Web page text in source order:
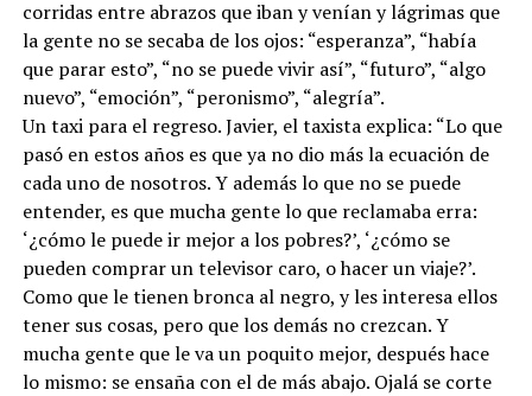
corridas entre abrazos que iban y venían y lágrimas que
la gente no se secaba de los ojos: “esperanza”, “había
que parar esto”, “no se puede vivir así”, “futuro”, “algo
nuevo”, “emoción”, “peronismo”, “alegría”.
Un taxi para el regreso. Javier, el taxista explica: “Lo que
pasó en estos años es que ya no dio más la ecuación de
cada uno de nosotros. Y además lo que no se puede
entender, es que mucha gente lo que reclamaba erra:
‘¿cómo le puede ir mejor a los pobres?’, ‘¿cómo se
pueden comprar un televisor caro, o hacer un viaje?’.
Como que le tienen bronca al negro, y les interesa ellos
tener sus cosas, pero que los demás no crezcan. Y
mucha gente que le va un poquito mejor, después hace
lo mismo: se ensaña con el de más abajo. Ojalá se corte